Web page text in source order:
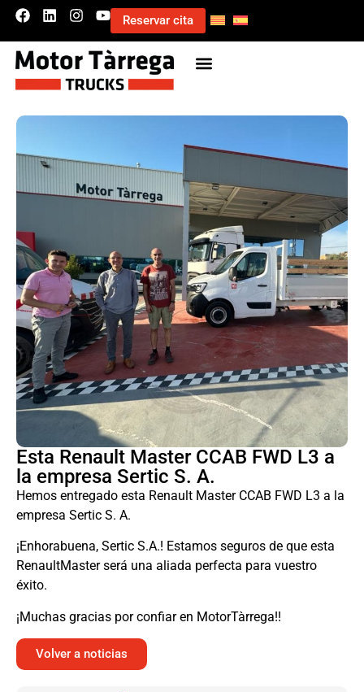
Reservar cita
Esta Renault Master CCAB FWD L3 a
la empresa Sertic S. A.
Hemos entregado esta Renault Master CCAB FWD L3 a la
empresa Sertic S. A.
¡Enhorabuena, Sertic S.A.! Estamos seguros de que esta
RenaultMaster será una aliada perfecta para vuestro
éxito.
¡Muchas gracias por confiar en MotorTàrrega!!
Volver a noticias